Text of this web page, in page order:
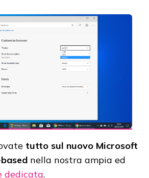
tutto sul nuovo Microsoft
nella nostra ampia ed
dedicata.